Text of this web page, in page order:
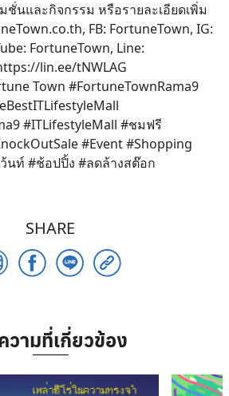
ชั่นและกิจกรรม หรือรายละเอียดเพิ่ม
FB: FortuneTown, IG:
FortuneTown, Line:
lin.ee/tNWLAG
Town #FortuneTownRama9
#ITLifestyleMall #ชมฟรี
#Event #Shopping
นท์ #ช้อปปิ้ง #ลดล้างสต๊อก
SHARE
วามที่เกี่ยวข้อง